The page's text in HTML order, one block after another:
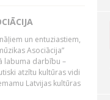
un entuziastiem,
Asociācija”
labuma darbību –
atzītu kultūras vidi
Latvijas kultūras